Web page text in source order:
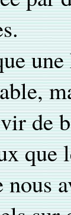
une
de
que
nous